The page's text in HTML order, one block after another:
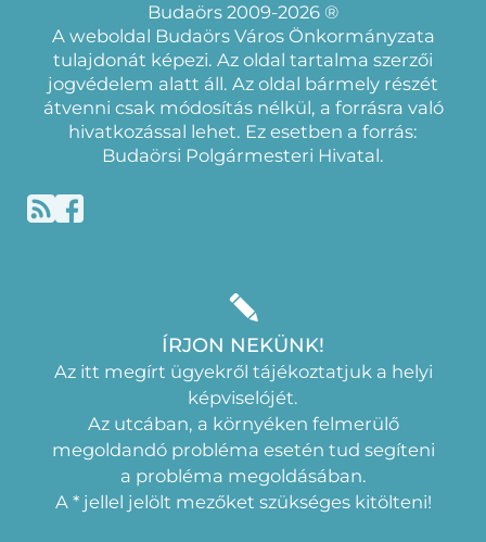
Budaörs 2009-2026 ®
A weboldal Budaörs Város Önkormányzata
tulajdonát képezi. Az oldal tartalma szerzői
jogvédelem alatt áll. Az oldal bármely részét
átvenni csak módosítás nélkül, a forrásra való
hivatkozással lehet. Ez esetben a forrás:
Budaörsi Polgármesteri Hivatal.
ÍRJON NEKÜNK!
Az itt megírt ügyekről tájékoztatjuk a helyi
képviselójét.
Az utcában, a környéken felmerülő
megoldandó probléma esetén tud segíteni
a probléma megoldásában.
A * jellel jelölt mezőket szükséges kitölteni!